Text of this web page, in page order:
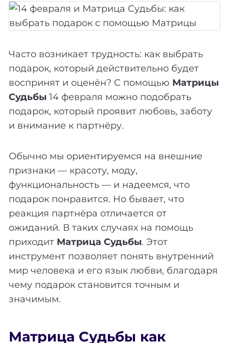
Часто возникает трудность: как выбрать
подарок, который действительно будет
воспринят и оценён? С помощью Матрицы
Судьбы 14 февраля можно подобрать
подарок, который проявит любовь, заботу
и внимание к партнёру.
Обычно мы ориентируемся на внешние
признаки — красоту, моду,
функциональность — и надеемся, что
подарок понравится. Но бывает, что
реакция партнёра отличается от
ожиданий. В таких случаях на помощь
приходит Матрица Судьбы. Этот
инструмент позволяет понять внутренний
мир человека и его язык любви, благодаря
чему подарок становится точным и
значимым.
Матрица Судьбы как